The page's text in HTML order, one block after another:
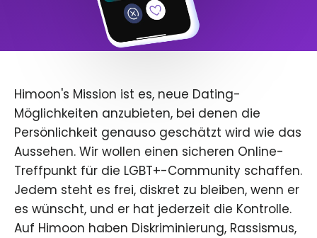
Himoon's Mission ist es, neue Dating-
Möglichkeiten anzubieten, bei denen die
Persönlichkeit genauso geschätzt wird wie das
Aussehen. Wir wollen einen sicheren Online-
Treffpunkt für die LGBT+-Community schaffen.
Jedem steht es frei, diskret zu bleiben, wenn er
es wünscht, und er hat jederzeit die Kontrolle.
Auf Himoon haben Diskriminierung, Rassismus,